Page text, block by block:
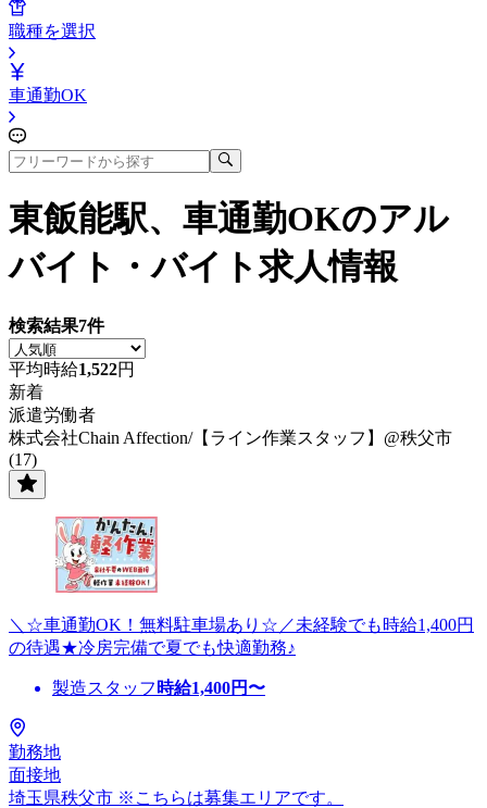
職種を選択
車通勤OK
東飯能駅、車通勤OKのアル
バイト・バイト求人情報
検索結果7件
平均時給1,522円
新着
派遣労働者
株式会社Chain Affection/【ライン作業スタッフ】@秩父市
(17)
＼☆車通勤OK！無料駐車場あり☆／未経験でも時給1,400円
の待遇★冷房完備で夏でも快適勤務♪
製造スタッフ 時給1,400円〜
勤務地
面接地
埼玉県秩父市 ※こちらは募集エリアです。